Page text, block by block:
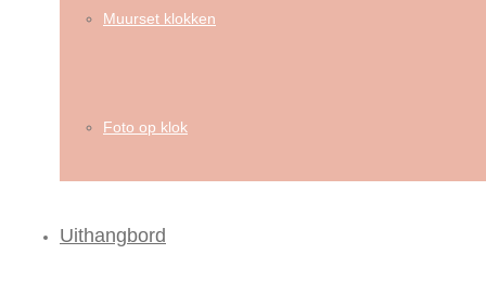
Muurset klokken
Foto op klok
Uithangbord